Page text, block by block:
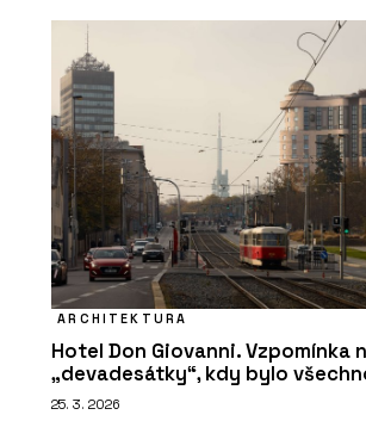
ARCHITEKTURA
Hotel Don Giovanni. Vzpomínka
„devadesátky“, kdy bylo
25. 3. 2026